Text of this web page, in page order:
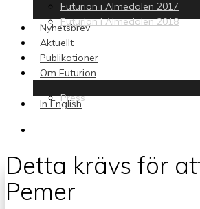
Futurion i Almedalen 2017
Futurion i Almedalen 2018
Nyhetsbrev
Aktuellt
Publikationer
Om Futurion
Press
In English
Detta krävs för
Pemer